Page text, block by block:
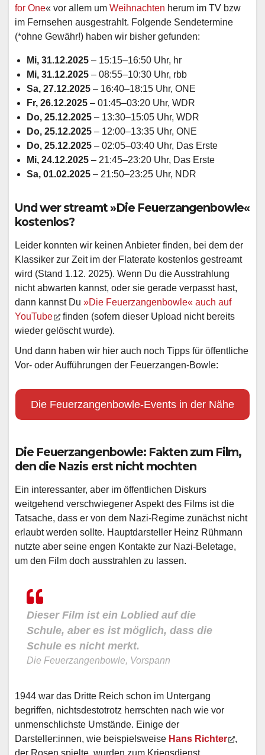
for One« vor allem um Weihnachten herum im TV bzw
im Fernsehen ausgestrahlt. Folgende Sendetermine
(*ohne Gewähr!) haben wir bisher gefunden:
Mi, 31.12.2025 – 15:15–16:50 Uhr, hr
Mi, 31.12.2025 – 08:55–10:30 Uhr, rbb
Sa, 27.12.2025 – 16:40–18:15 Uhr, ONE
Fr, 26.12.2025 – 01:45–03:20 Uhr, WDR
Do, 25.12.2025 – 13:30–15:05 Uhr, WDR
Do, 25.12.2025 – 12:00–13:35 Uhr, ONE
Do, 25.12.2025 – 02:05–03:40 Uhr, Das Erste
Mi, 24.12.2025 – 21:45–23:20 Uhr, Das Erste
Sa, 01.02.2025 – 21:50–23:25 Uhr, NDR
Und wer streamt »Die Feuerzangenbowle«
kostenlos?
Leider konnten wir keinen Anbieter finden, bei dem der
Klassiker zur Zeit im der Flaterate kostenlos gestreamt
wird (Stand 1.12. 2025). Wenn Du die Ausstrahlung
nicht abwarten kannst, oder sie gerade verpasst hast,
dann kannst Du »Die Feuerzangenbowle« auch auf
YouTube
finden (sofern dieser Upload nicht bereits
wieder gelöscht wurde).
Und dann haben wir hier auch noch Tipps für öffentliche
Vor- oder Aufführungen der Feuerzangen-Bowle:
Die Feuerzangenbowle-Events in der Nähe
Die Feuerzangenbowle: Fakten zum Film,
den die Nazis erst nicht mochten
Ein interessanter, aber im öffentlichen Diskurs
weitgehend verschwiegener Aspekt des Films ist die
Tatsache, dass er von dem Nazi-Regime zunächst nicht
erlaubt werden sollte. Hauptdarsteller Heinz Rühmann
nutzte aber seine engen Kontakte zur Nazi-Beletage,
um den Film doch ausstrahlen zu lassen.
Dieser Film ist ein Loblied auf die
Schule, aber es ist möglich, dass die
Schule es nicht merkt.
Die Feuerzangenbowle, Vorspann
1944 war das Dritte Reich schon im Untergang
begriffen, nichtsdestotrotz herrschten nach wie vor
unmenschlichste Umstände. Einige der
Darsteller:innen, wie beispielsweise Hans Richter
,
der Rosen spielte, wurden zum Kriegsdienst